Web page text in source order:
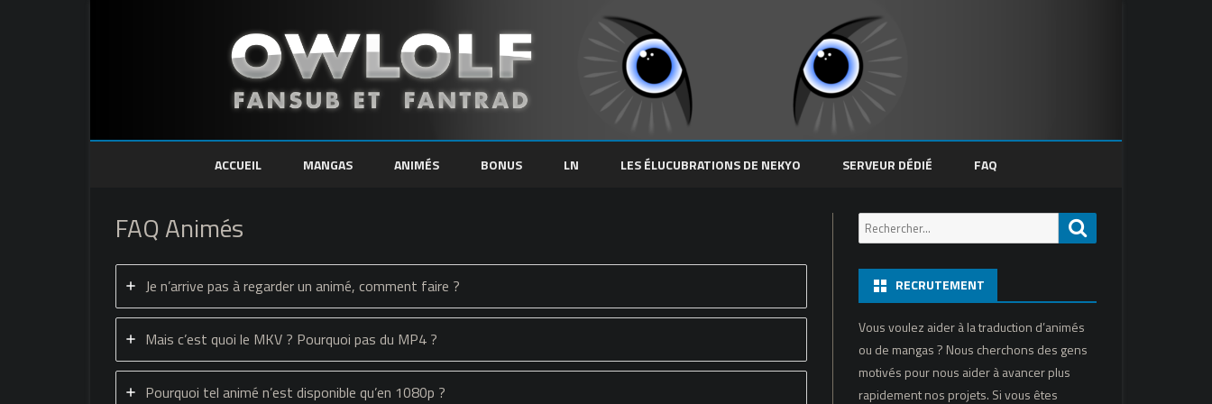
Skip
ACCUEIL MANGAS ANIMÉS BONUS LN LES ÉLUCUBRATIONS DE NEKYO SERVEUR DÉDIÉ FAQ
FAQ Animés
Je n’arrive pas à regarder un animé, comment faire ?
Mais c’est quoi le MKV ? Pourquoi pas du MP4 ?
Pourquoi tel animé n’est disponible qu’en 1080p ?
Recherche
pour:
RECRUTEMENT
Vous voulez aider à la traduction d’animés
ou de mangas ? Nous cherchons des gens
motivés pour nous aider à avancer plus
rapidement nos projets. Si vous êtes